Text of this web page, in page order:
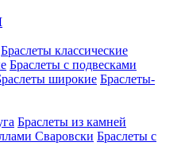
Браслеты классические
Браслеты с подвесками
широкие Браслеты-
Браслеты из камней
Сваровски Браслеты с